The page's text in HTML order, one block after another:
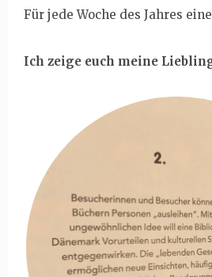
Für jede Woche des Jahres
Ich zeige euch meine